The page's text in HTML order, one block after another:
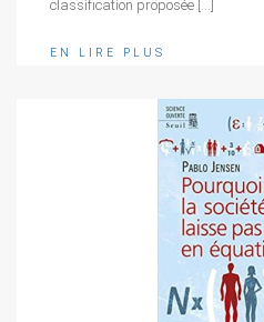
classification proposée […]
EN LIRE PLUS